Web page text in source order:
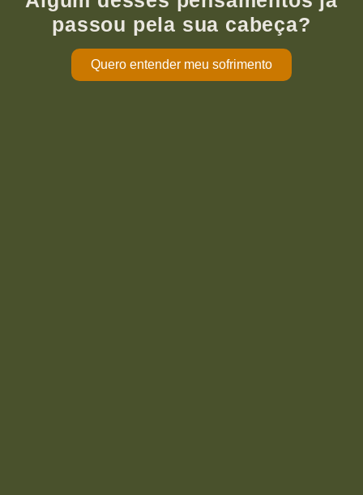
passou pela sua cabeça?
Quero entender meu sofrimento